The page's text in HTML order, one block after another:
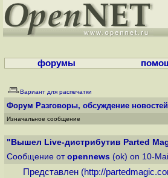
форумы
Вариант для распечатки
Форум Разговоры, обсуждение новостей
Изначальное сообщение
"Вышел Live-дистрибутив Parted
Сообщение от opennews (ok) on 10-
Представлен (http://